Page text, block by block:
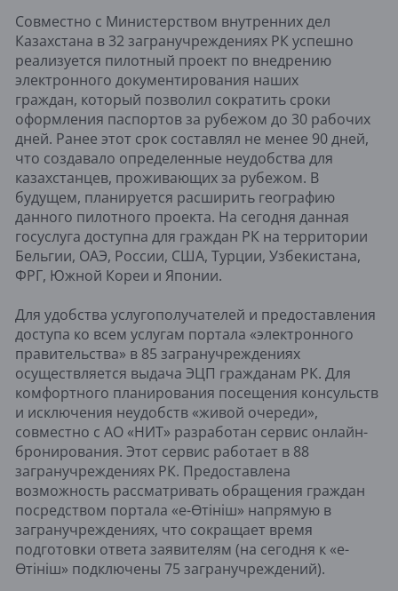
Совместно с Министерством внутренних дел
Казахстана в 32 загранучреждениях РК успешно
реализуется пилотный проект по внедрению
электронного документирования наших
граждан, который позволил сократить сроки
оформления паспортов за рубежом до 30 рабочих
дней. Ранее этот срок составлял не менее 90 дней,
что создавало определенные неудобства для
казахстанцев, проживающих за рубежом. В
будущем, планируется расширить географию
данного пилотного проекта. На сегодня данная
госуслуга доступна для граждан РК на территории
Бельгии, ОАЭ, России, США, Турции, Узбекистана,
ФРГ, Южной Кореи и Японии.
Для удобства услугополучателей и предоставления
доступа ко всем услугам портала «электронного
правительства» в 85 загранучреждениях
осуществляется выдача ЭЦП гражданам РК. Для
комфортного планирования посещения консульств
и исключения неудобств «живой очереди»,
совместно с АО «НИТ» разработан сервис онлайн-
бронирования. Этот сервис работает в 88
загранучреждениях РК. Предоставлена
возможность рассматривать обращения граждан
посредством портала «е-Өтініш» напрямую в
загранучреждениях, что сокращает время
подготовки ответа заявителям (на сегодня к «е-
Өтініш» подключены 75 загранучреждений).